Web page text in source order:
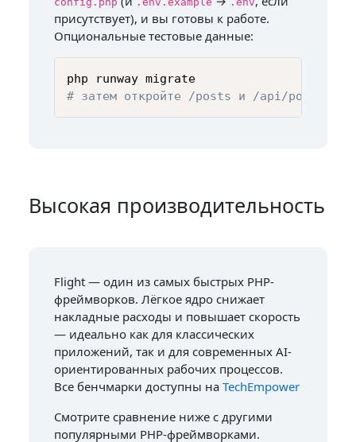
присутствует), и вы готовы к работе.
Опциональные тестовые данные:
# затем откройте /posts и /api/posts
Высокая производительность
Flight — один из самых быстрых PHP-
фреймворков. Лёгкое ядро снижает
накладные расходы и повышает скорость
— идеально как для классических
приложений, так и для современных AI-
ориентированных рабочих процессов.
Все бенчмарки доступны на TechEmpower
Смотрите сравнение ниже с другими
популярными PHP-фреймворками.